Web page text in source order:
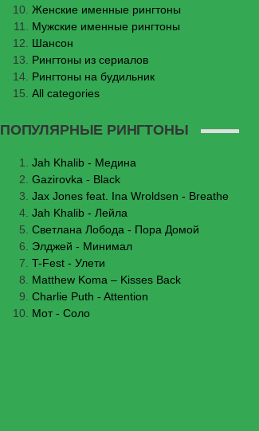
Женские именные рингтоны
Мужские именные рингтоны
Шансон
Рингтоны из сериалов
Рингтоны на будильник
All categories
ПОПУЛЯРНЫЕ РИНГТОНЫ
Jаh Khаlib - Медина
Gazirovka - Black
Jax Jones feat. Ina Wroldsen - Breathe
Jah Khalib - Лейла
Светлана Лобода - Пора Домой
Элджей - Минимал
T-Fest - Улети
Matthew Koma – Kisses Back
Charlie Puth - Attention
Мот - Соло